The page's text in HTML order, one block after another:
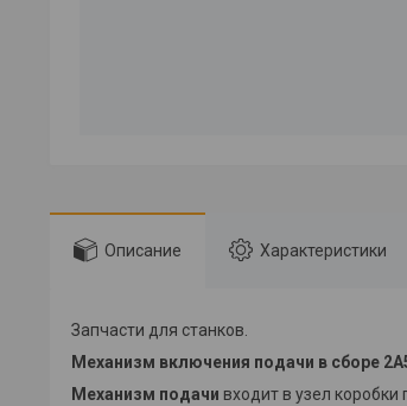
Описание Характеристики
Запчасти для станков.
Механизм включения подачи в сборе
Механизм подачи входит в узел